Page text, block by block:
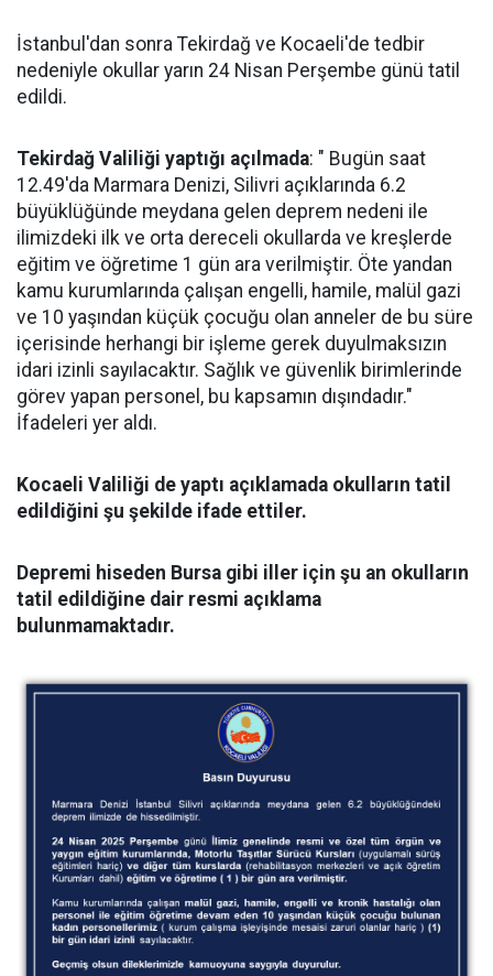
İstanbul'dan sonra Tekirdağ ve Kocaeli'de tedbir
nedeniyle okullar yarın 24 Nisan Perşembe günü tatil
edildi.
Tekirdağ Valiliği yaptığı açılmada: " Bugün saat
12.49'da Marmara Denizi, Silivri açıklarında 6.2
büyüklüğünde meydana gelen deprem nedeni ile
ilimizdeki ilk ve orta dereceli okullarda ve kreşlerde
eğitim ve öğretime 1 gün ara verilmiştir. Öte yandan
kamu kurumlarında çalışan engelli, hamile, malül gazi
ve 10 yaşından küçük çocuğu olan anneler de bu süre
içerisinde herhangi bir işleme gerek duyulmaksızın
idari izinli sayılacaktır. Sağlık ve güvenlik birimlerinde
görev yapan personel, bu kapsamın dışındadır."
İfadeleri yer aldı.
Kocaeli Valiliği de yaptı açıklamada okulların tatil
edildiğini şu şekilde ifade ettiler.
Depremi hiseden Bursa gibi iller için şu an okulların
tatil edildiğine dair resmi açıklama
bulunmamaktadır.